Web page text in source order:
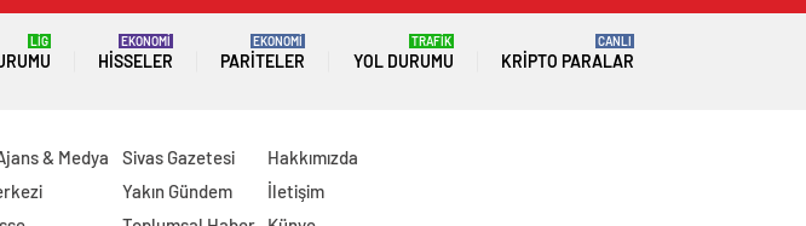
LİG
HISSELER
EKONOMİ
PARITELER
EKONOMİ
YOL DURUMU
TRAFİK
KRIPTO PARALAR
CANLI
& Medya
Sivas Gazetesi
Yakın Gündem
Hakkımızda
İletişim